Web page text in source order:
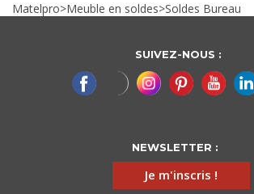
Matelpro>Meuble en soldes>Soldes Bureau
SUIVEZ-NOUS :
NEWSLETTER :
Je m'inscris !